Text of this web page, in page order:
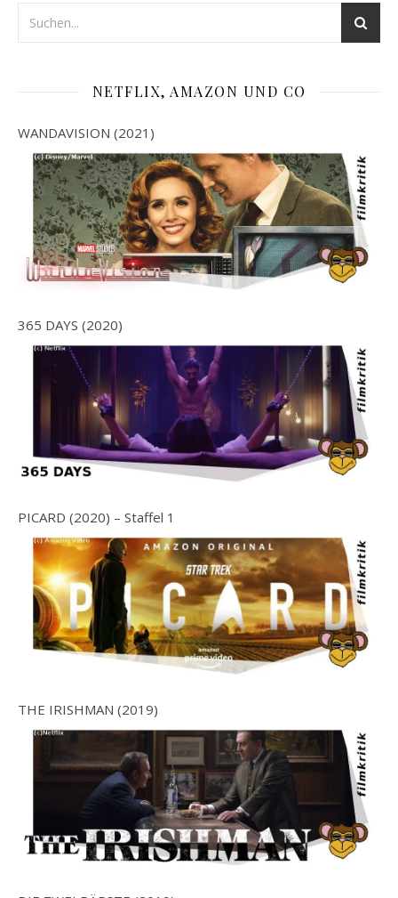
NETFLIX, AMAZON UND CO
WANDAVISION (2021)
365 DAYS (2020)
PICARD (2020) – Staffel 1
THE IRISHMAN (2019)